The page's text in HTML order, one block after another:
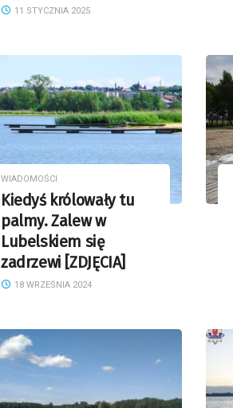
11 STYCZNIA 2025
WIADOMOŚCI
Kiedyś królowały tu
palmy. Zalew w
Lubelskiem się
zadrzewi [ZDJĘCIA]
18 WRZEŚNIA 2024